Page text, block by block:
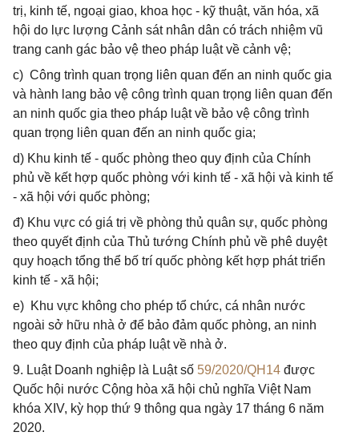
trị, kinh tế, ngoại giao, khoa học - kỹ thuật, văn hóa, xã
hội do lực lượng Cảnh sát nhân dân có trách nhiệm vũ
trang canh gác bảo vệ theo pháp luật về cảnh vệ;
c) Công trình quan trọng liên quan đến an ninh quốc gia
và hành lang bảo vệ công trình quan trọng liên quan đến
an ninh quốc gia theo pháp luật về bảo vệ công trình
quan trọng liên quan đến an ninh quốc gia;
d) Khu kinh tế - quốc phòng theo quy định của Chính
phủ về kết hợp quốc phòng với kinh tế - xã hội và kinh tế
- xã hội với quốc phòng;
đ) Khu vực có giá trị về phòng thủ quân sự, quốc phòng
theo quyết định của Thủ tướng Chính phủ về phê duyệt
quy hoạch tổng thể bố trí quốc phòng kết hợp phát triển
kinh tế - xã hội;
e) Khu vực không cho phép tổ chức, cá nhân nước
ngoài sở hữu nhà ở để bảo đảm quốc phòng, an ninh
theo quy định của pháp luật về nhà ở.
9. Luật Doanh nghiệp là Luật số 59/2020/QH14 được
Quốc hội nước Cộng hòa xã hội chủ nghĩa Việt Nam
khóa XIV, kỳ họp thứ 9 thông qua ngày 17 tháng 6 năm
2020.